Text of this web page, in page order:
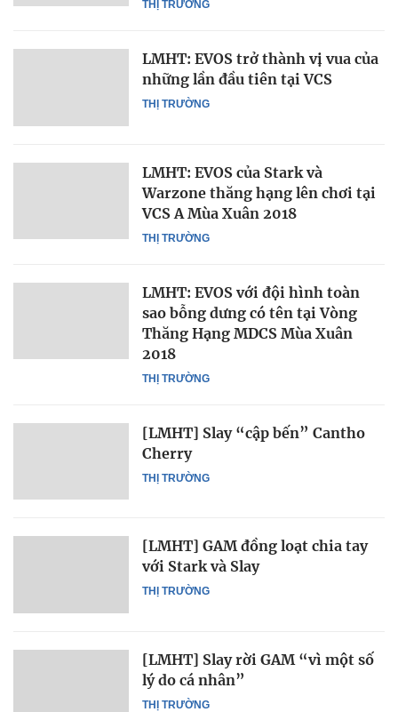
THỊ TRƯỜNG
THỊ TRƯỜNG
LMHT: EVOS trở thành vị vua của
những lần đầu tiên tại VCS
THỊ TRƯỜNG
LMHT: EVOS của Stark và
Warzone thăng hạng lên chơi tại
VCS A Mùa Xuân 2018
THỊ TRƯỜNG
LMHT: EVOS với đội hình toàn
sao bỗng dưng có tên tại Vòng
Thăng Hạng MDCS Mùa Xuân
2018
THỊ TRƯỜNG
[LMHT] Slay “cập bến” Cantho
Cherry
THỊ TRƯỜNG
[LMHT] GAM đồng loạt chia tay
với Stark và Slay
THỊ TRƯỜNG
[LMHT] Slay rời GAM “vì một số
lý do cá nhân”